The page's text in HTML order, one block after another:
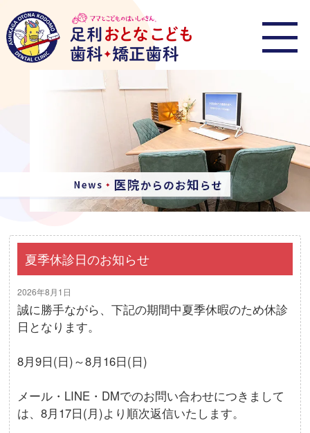
夏季休診日のお知らせ
2026年8月1日
誠に勝手ながら、下記の期間中夏季休暇のため休診
日となります。
8月9日(日)～8月16日(日)
メール・LINE・DMでのお問い合わせにつきまして
は、8月17日(月)より順次返信いたします。